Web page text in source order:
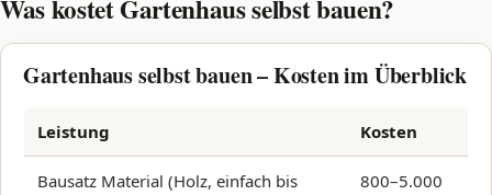
Was kostet Gartenhaus selbst bauen?
Gartenhaus selbst bauen – Kosten im Überblick
Leistung Kosten
Bausatz Material (Holz, einfach bis
800–5.000